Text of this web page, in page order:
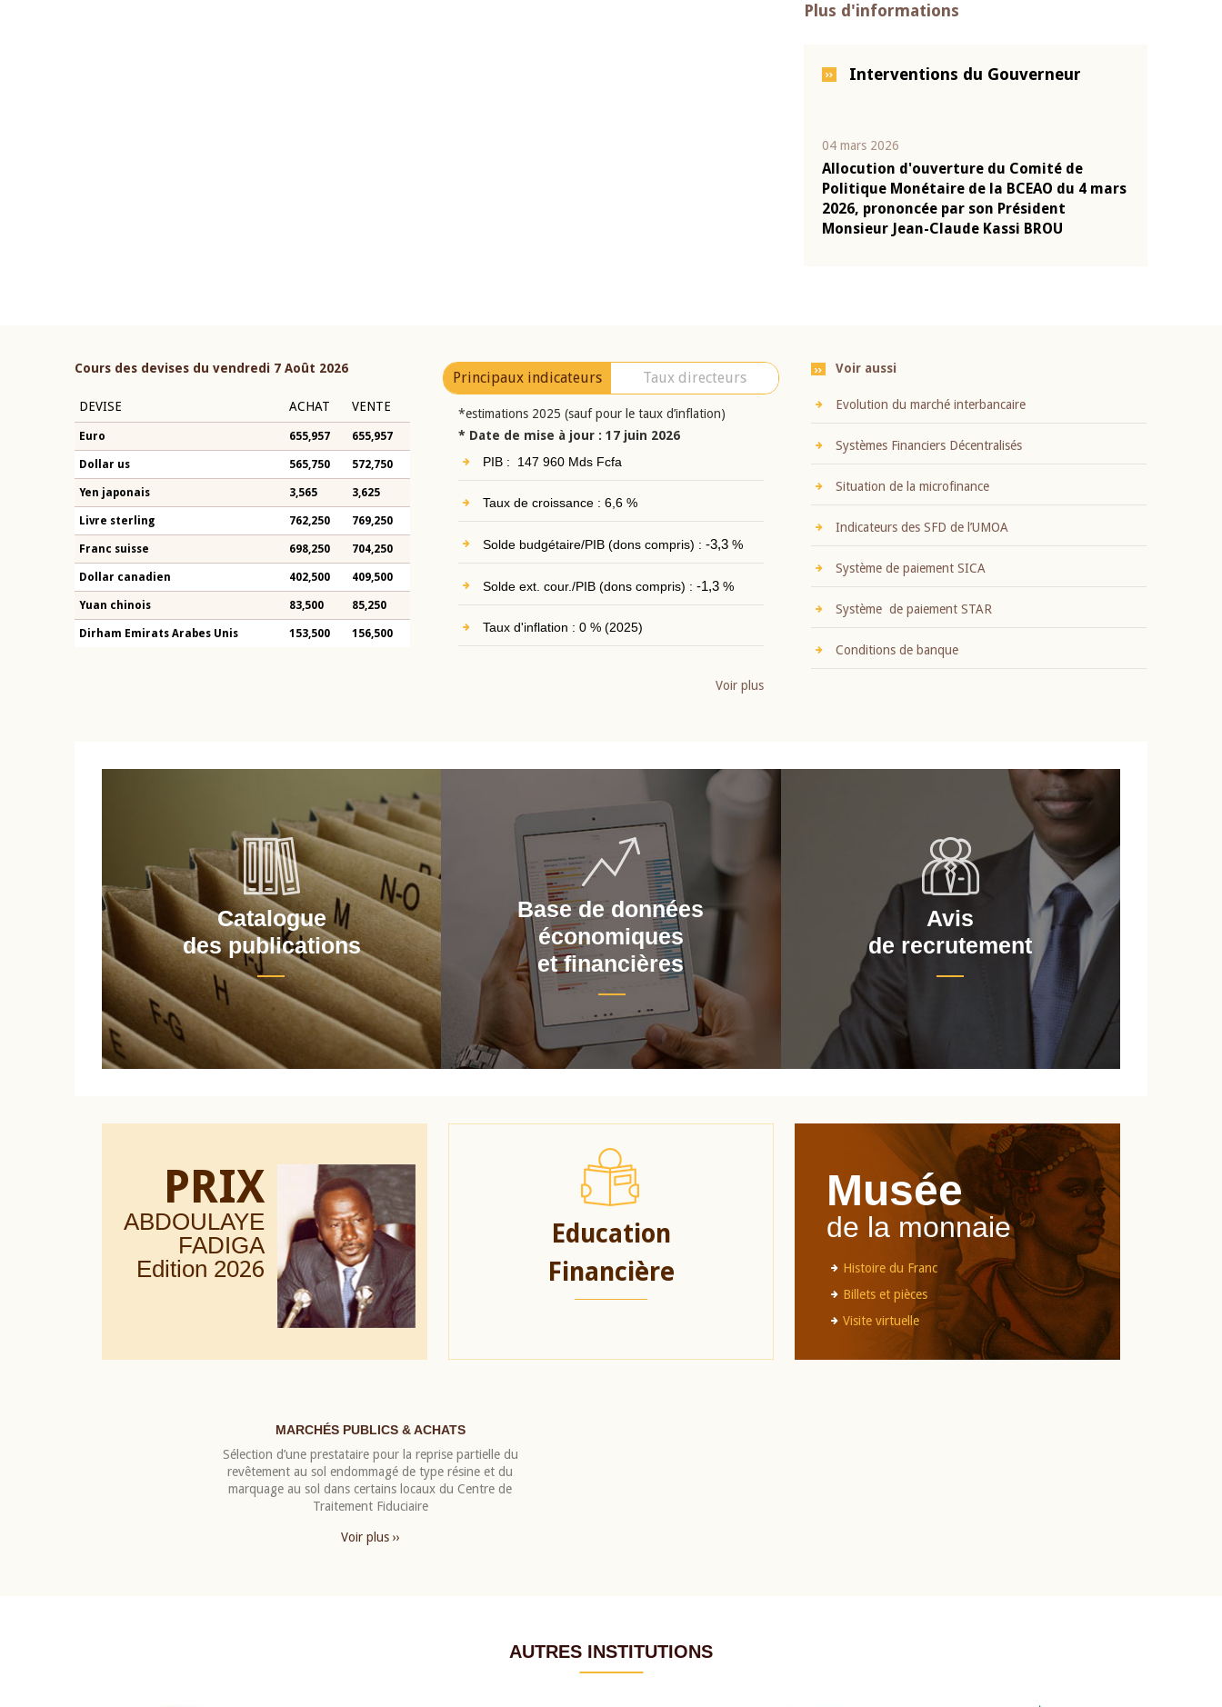
Plus d'informations
Interventions du Gouverneur
04 mars 2026
Allocution d'ouverture du Comité de
Politique Monétaire de la BCEAO du 4 mars
2026, prononcée par son Président
Monsieur Jean-Claude Kassi BROU
Cours des devises du vendredi 7 Août 2026
DEVISE ACHAT VENTE
Euro 655,957 655,957
Dollar us 565,750 572,750
Yen japonais 3,565 3,625
Livre sterling 762,250 769,250
Franc suisse 698,250 704,250
Dollar canadien 402,500 409,500
Yuan chinois 83,500 85,250
Dirham Emirats Arabes Unis 153,500 156,500
Principaux indicateurs Taux directeurs
*estimations 2025 (sauf pour le taux d’inflation)
* Date de mise à jour : 17 juin 2026
PIB : 147 960 Mds Fcfa
Taux de croissance : 6,6 %
Solde budgétaire/PIB (dons compris) : -3,3%
Solde ext. cour./PIB (dons compris) : -1,3%
Taux d'inflation : 0 % (2025)
Voir plus
Voir aussi
Evolution du marché interbancaire
Systèmes Financiers Décentralisés
Situation de la microfinance
Indicateurs des SFD de l’UMOA
Système de paiement SICA
Système de paiement STAR
Conditions de banque
Catalogue
des publications
Base de données
économiques
et financières
Avis
de recrutement
PRIX
ABDOULAYE
FADIGA
Edition 2026
Education
Financière
Musée
de la monnaie
Histoire du Franc
Billets et pièces
Visite virtuelle
MARCHÉS PUBLICS & ACHATS
Sélection d’une prestataire pour la reprise partielle du
revêtement au sol endommagé de type résine et du
marquage au sol dans certains locaux du Centre de
Traitement Fiduciaire
Voir plus ››
AUTRES INSTITUTIONS